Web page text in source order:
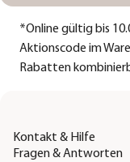
*Online gültig bis
Aktionscode im
Rabatten
Kontakt & Hilfe
Fragen & Antworten